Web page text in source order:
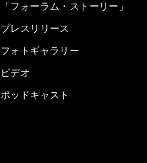
「フォーラム・ストーリー」
プレスリリース
フォトギャラリー
ビデオ
ポッドキャスト